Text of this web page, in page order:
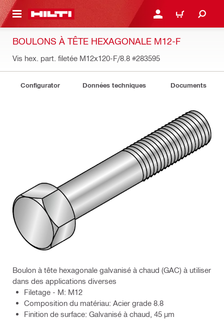
SE CONNECTER OU
PANIER
BOULONS À TÊTE HEXAGONALE M12-F
Vis hex. part. filetée M12x120-F/8.8 #283595
Configurator Données techniques Documents
Boulon à tête hexagonale galvanisé à chaud (GAC) à utiliser
dans des applications diverses
Filetage - M: M12
Composition du matériau: Acier grade 8.8
Finition de surface: Galvanisé à chaud, 45 µm